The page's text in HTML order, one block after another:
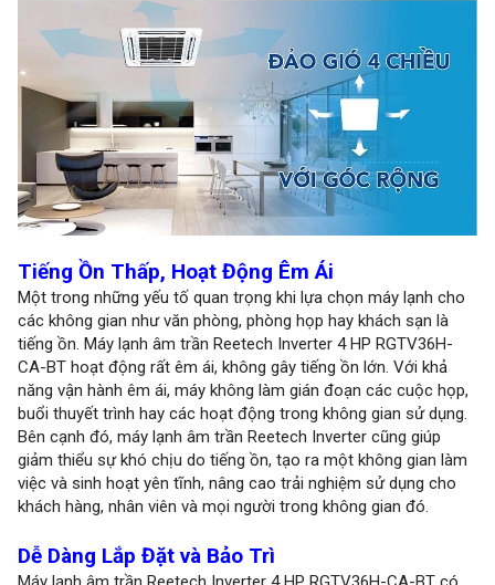
Tiếng Ồn Thấp, Hoạt Động Êm Ái
Một trong những yếu tố quan trọng khi lựa chọn máy lạnh cho
các không gian như văn phòng, phòng họp hay khách sạn là
tiếng ồn. Máy lạnh âm trần Reetech Inverter 4 HP RGTV36H-
CA-BT hoạt động rất êm ái, không gây tiếng ồn lớn. Với khả
năng vận hành êm ái, máy không làm gián đoạn các cuộc họp,
buổi thuyết trình hay các hoạt động trong không gian sử dụng.
Bên cạnh đó, máy lạnh âm trần Reetech Inverter cũng giúp
giảm thiểu sự khó chịu do tiếng ồn, tạo ra một không gian làm
việc và sinh hoạt yên tĩnh, nâng cao trải nghiệm sử dụng cho
khách hàng, nhân viên và mọi người trong không gian đó.
Dễ Dàng Lắp Đặt và Bảo Trì